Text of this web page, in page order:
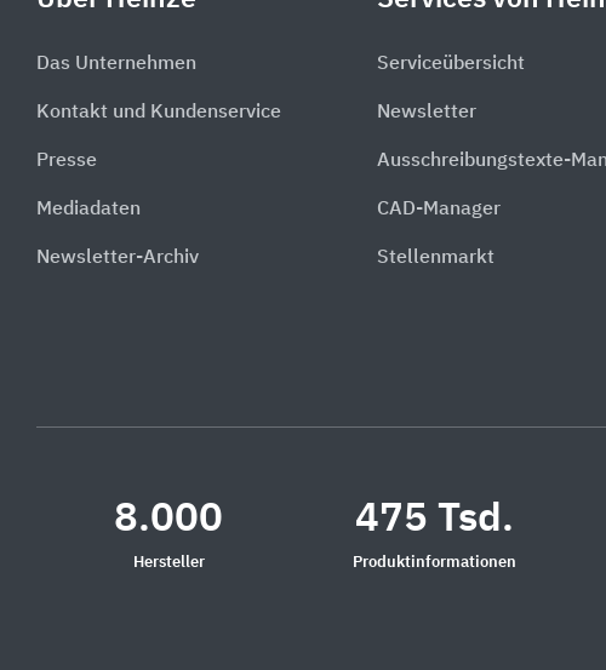
Das Unternehmen
Kontakt und Kundenservice
Presse
Mediadaten
Newsletter-Archiv
Serviceübersicht
Newsletter
Ausschreibungstexte-
CAD-Manager
Stellenmarkt
8.000
Hersteller
475 Tsd.
Produktinformationen